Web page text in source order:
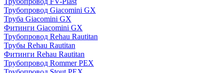
Трубопровод Giacomini GX
Труба Giacomini GX
Фитинги Giacomini GX
Трубопровод Rehau Rautitan
Трубы Rehau Rautitan
Фитинги Rehau Rautitan
Трубопровод Rommer PEX